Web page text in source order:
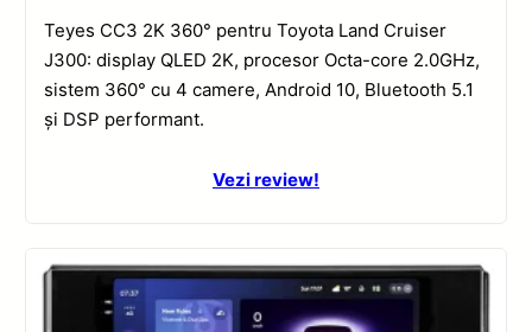
Teyes CC3 2K 360° pentru Toyota Land Cruiser
J300: display QLED 2K, procesor Octa-core 2.0GHz,
sistem 360° cu 4 camere, Android 10, Bluetooth 5.1
și DSP performant.
Vezi review!